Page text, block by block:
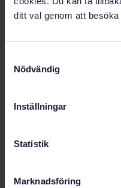
ditt val genom att
Nödvändig
Inställningar
Statistik
Marknadsföring
Framtagen av:
— Foam systems —